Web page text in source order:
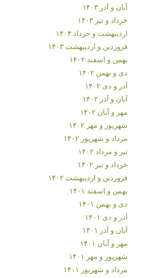
آبان و آذر ۱۴۰۳
خرداد و تیر ۱۴۰۳
اردیبهشت و خرداد ۱۴۰۳
فروردین و اردیبهشت ۱۴۰۳
بهمن و اسفند ۱۴۰۲
دی و بهمن ۱۴۰۲
آذر و دی ۱۴۰۲
آبان و آذر ۱۴۰۲
مهر و آبان ۱۴۰۲
شهریور و مهر ۱۴۰۲
مرداد و شهریور ۱۴۰۲
تیر و مرداد ۱۴۰۲
خرداد و تیر ۱۴۰۲
فروردین و اردیبهشت ۱۴۰۲
بهمن و اسفند ۱۴۰۱
دی و بهمن ۱۴۰۱
آذر و دی ۱۴۰۱
آبان و آذر ۱۴۰۱
مهر و آبان ۱۴۰۱
شهریور و مهر ۱۴۰۱
مرداد و شهریور ۱۴۰۱